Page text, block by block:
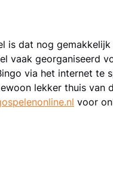
is dat nog
vaak georganiseerd
via het internet te
lekker thuis van
voor